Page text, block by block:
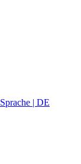
Sprache | DE